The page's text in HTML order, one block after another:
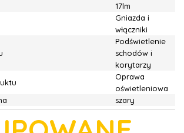
17lm
Gniazda i
włączniki
Podświetlenie
schodów i
korytarzy
Oprawa
oświetleniowa
szary